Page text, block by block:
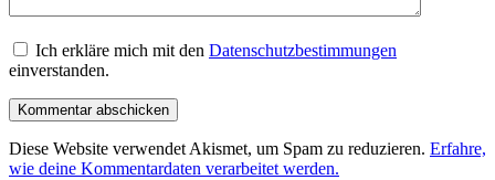
Ich erkläre mich mit den Datenschutzbestimmungen
einverstanden.
Diese Website verwendet Akismet, um Spam zu reduzieren. Erfahre,
wie deine Kommentardaten verarbeitet werden.